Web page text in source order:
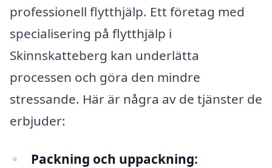
professionell flytthjälp. Ett företag med
specialisering på flytthjälp i
Skinnskatteberg kan underlätta
processen och göra den mindre
stressande. Här är några av de tjänster de
erbjuder:
Packning och uppackning: